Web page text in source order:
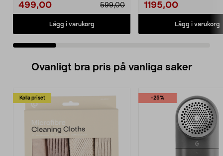
499,00 599,00
Lägg i varukorg
1195,00
Lägg i varukorg
Ovanligt bra pris på vanliga saker
Kolla priset -25%